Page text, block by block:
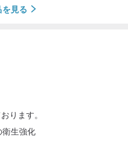
見る
ります。
生強化